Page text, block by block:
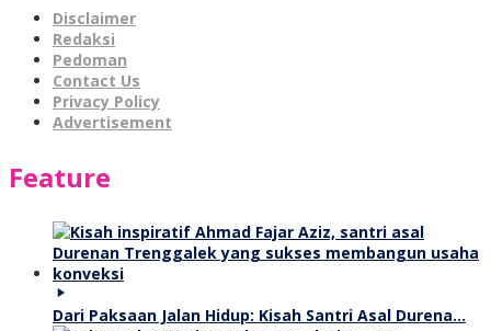
Disclaimer
Redaksi
Pedoman
Contact Us
Privacy Policy
Advertisement
Feature
Dari Paksaan Jalan Hidup: Kisah Santri Asal Durena…